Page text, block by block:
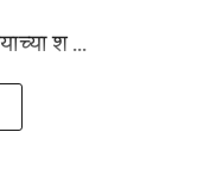
श ...